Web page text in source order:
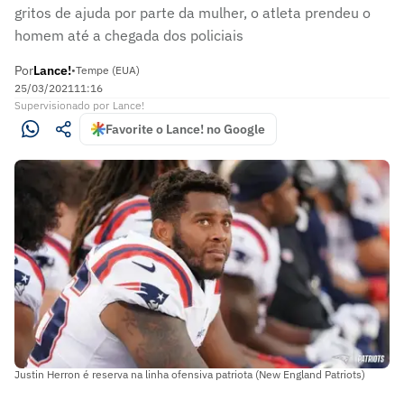
gritos de ajuda por parte da mulher, o atleta prendeu o
homem até a chegada dos policiais
PorLance!•Tempe (EUA)
25/03/202111:16
Supervisionado por Lance!
Favorite o Lance! no Google
Justin Herron é reserva na linha ofensiva patriota (New England Patriots)